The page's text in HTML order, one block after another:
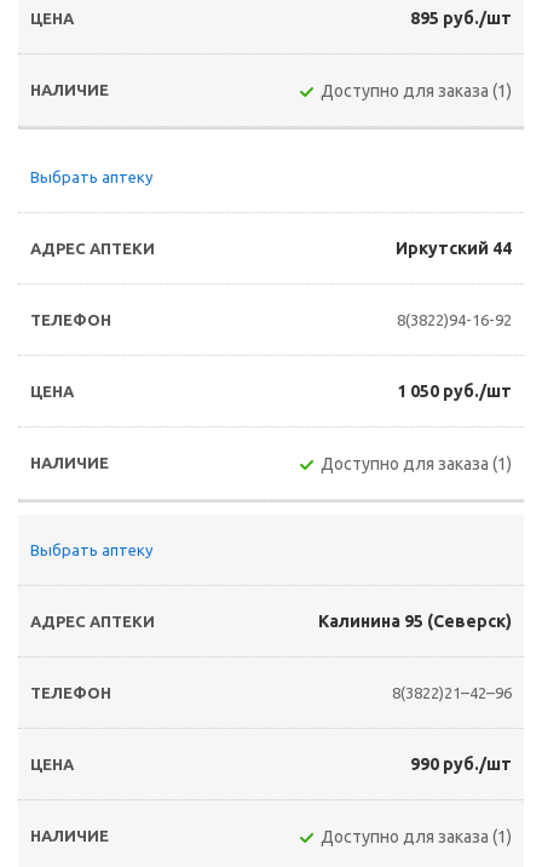
895 руб./шт
Доступно для заказа (1)
Выбрать аптеку
Иркутский 44
8(3822)94-16-92
1 050 руб./шт
Доступно для заказа (1)
Выбрать аптеку
Калинина 95 (Северск)
8(3822)21–42–96
990 руб./шт
Доступно для заказа (1)